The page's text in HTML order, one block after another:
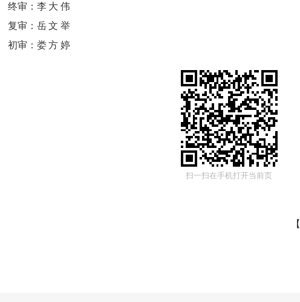
终审： 李大伟
复审： 岳文举
初审： 娄方婷
扫一扫在手机打开当前页
【